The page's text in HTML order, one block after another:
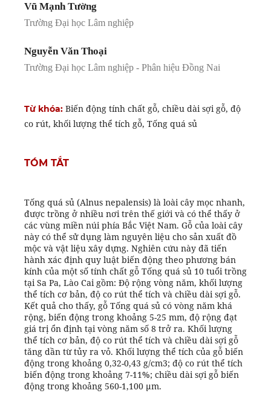
Vũ Mạnh Tường
Trường Đại học Lâm nghiệp
Nguyễn Văn Thoại
Trường Đại học Lâm nghiệp - Phân hiệu Đồng Nai
Từ khóa: Biến động tính chất gỗ, chiều dài sợi gỗ, độ
co rút, khối lượng thể tích gỗ, Tống quá sủ
TÓM TẮT
Tống quá sủ (Alnus nepalensis) là loài cây mọc nhanh,
được trồng ở nhiều nơi trên thế giới và có thể thấy ở
các vùng miền núi phía Bắc Việt Nam. Gỗ của loài cây
này có thể sử dụng làm nguyên liệu cho sản xuất đồ
mộc và vật liệu xây dựng. Nghiên cứu này đã tiến
hành xác định quy luật biến động theo phương bán
kính của một số tính chất gỗ Tống quá sủ 10 tuổi trồng
tại Sa Pa, Lào Cai gồm: Độ rộng vòng năm, khối lượng
thể tích cơ bản, độ co rút thể tích và chiều dài sợi gỗ.
Kết quả cho thấy, gỗ Tống quá sủ có vòng năm khá
rộng, biến động trong khoảng 5-25 mm, độ rộng đạt
giá trị ổn định tại vòng năm số 8 trở ra. Khối lượng
thể tích cơ bản, độ co rút thể tích và chiều dài sợi gỗ
tăng dần từ tủy ra vỏ. Khối lượng thể tích của gỗ biến
động trong khoảng 0,32-0,43 g/cm3; độ co rút thể tích
biến động trong khoảng 7-11%; chiều dài sợi gỗ biến
động trong khoảng 560-1,100 µm.